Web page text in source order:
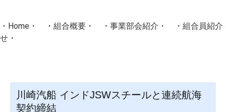
・ Home ・ ・ 組合概要 ・ ・ 事業部会紹介 ・ ・ 組合員紹介
せ ・
協同組合Masters／
国土交通省・経済産業省・農林水産省・厚生労働省 認可
川崎汽船 インドJSWスチールと連続航海
契約締結